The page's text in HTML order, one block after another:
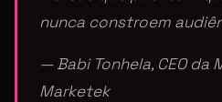
nunca constroem
— Babi Tonhela, CEO da
Marketek